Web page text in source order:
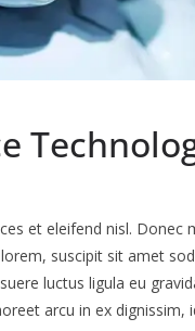
et eleifend nisl. Donec
suscipit sit amet
luctus ligula eu
arcu in ex dignissim,